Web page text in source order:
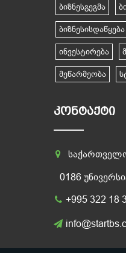
ბიზნესგეგმა
ბიზნესისდაწყება
ინვესტირება
მეწარმეობა
ᲙᲝᲜᲢᲐᲥᲢᲘ
0186
+995 322 18